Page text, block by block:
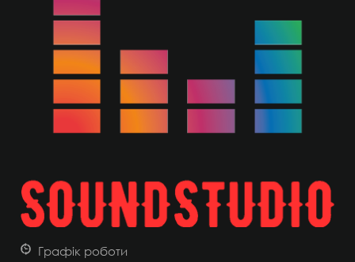
Графік роботи